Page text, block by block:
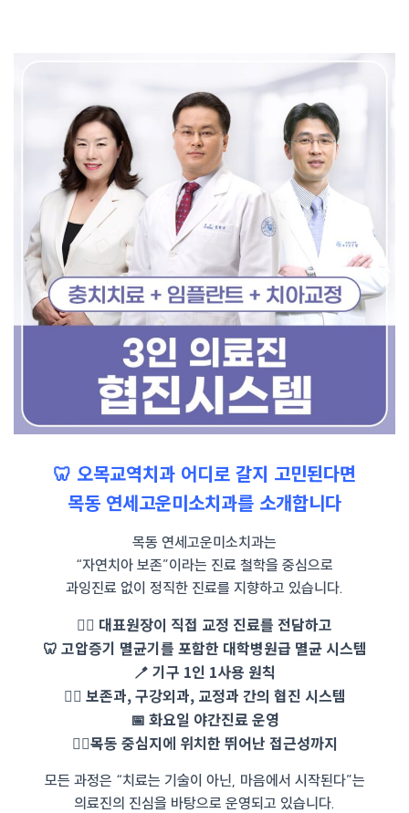
🦷 오목교역치과 어디로 갈지 고민된다면
목동 연세고운미소치과를 소개합니다
목동 연세고운미소치과는
“자연치아 보존”이라는 진료 철학을 중심으로
과잉진료 없이 정직한 진료를 지향하고 있습니다.
👨‍⚕ 대표원장이 직접 교정 진료를 전담하고
🦷 고압증기 멸균기를 포함한 대학병원급 멸균 시스템
🪥 기구 1인 1사용 원칙
🧑‍⚕ 보존과, 구강외과, 교정과 간의 협진 시스템
📅 화요일 야간진료 운영
🚶‍♀목동 중심지에 위치한 뛰어난 접근성까지
모든 과정은 “치료는 기술이 아닌, 마음에서 시작된다”는
의료진의 진심을 바탕으로 운영되고 있습니다.